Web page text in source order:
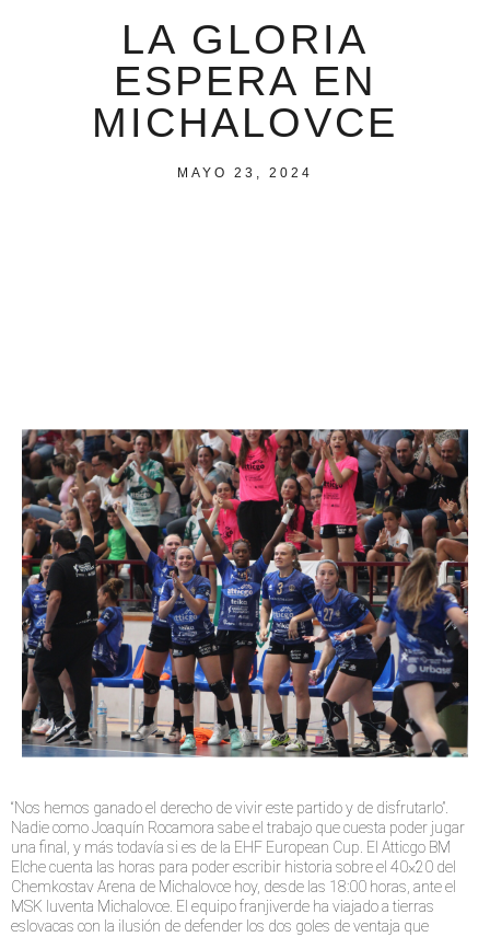
LA GLORIA
ESPERA EN
MICHALOVCE
MAYO 23, 2024
“Nos hemos ganado el derecho de vivir este partido y de disfrutarlo”.
Nadie como Joaquín Rocamora sabe el trabajo que cuesta poder jugar
una final, y más todavía si es de la EHF European Cup. El Atticgo BM
Elche cuenta las horas para poder escribir historia sobre el 40×20 del
Chemkostav Arena de Michalovce hoy, desde las 18:00 horas, ante el
MSK Iuventa Michalovce. El equipo franjiverde ha viajado a tierras
eslovacas con la ilusión de defender los dos goles de ventaja que